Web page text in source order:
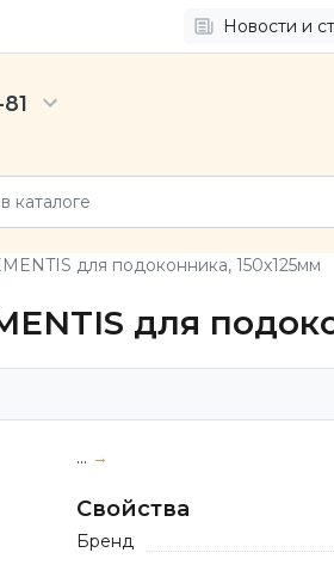
Новости и
для подоконника, 150х125мм
для
... →
Свойства
Бренд